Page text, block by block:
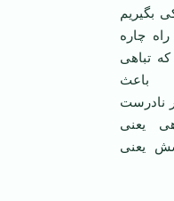
بگیریم
چاره
تباهی
باعث
نادرست
یعنی
یعنی